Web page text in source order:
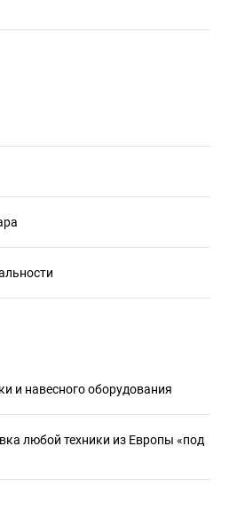
и навесного оборудования
любой техники из Европы «под